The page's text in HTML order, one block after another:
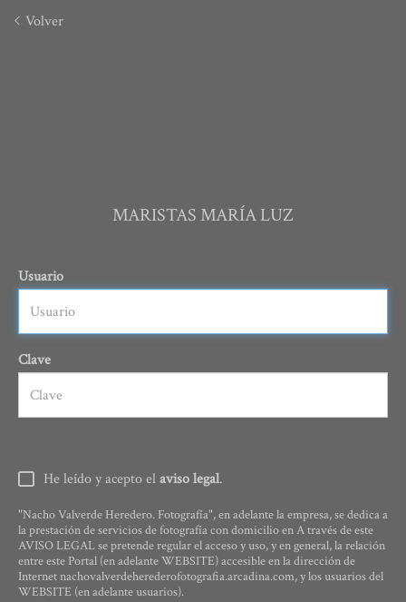
Volver
MARISTAS MARÍA LUZ
Usuario
Clave
He leído y acepto elaviso legal.
"Nacho Valverde Heredero. Fotografía", en adelante la empresa, se dedica a
la prestación de servicios de fotografía con domicilio en A través de este
AVISO LEGAL se pretende regular el acceso y uso, y en general, la relación
entre este Portal (en adelante WEBSITE) accesible en la dirección de
Internet nachovalverdeherederofotografia.arcadina.com, y los usuarios del
WEBSITE (en adelante usuarios).